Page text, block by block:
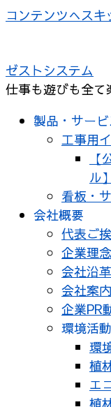
コンテンツへスキ
ゼストシステム
仕事も遊びも全て
製品・サー
工事用
ル】
看板・
会社概要
代表ご
企業理念
会社沿革
会社案内
企業PR
環境活動
環
植
エ
植